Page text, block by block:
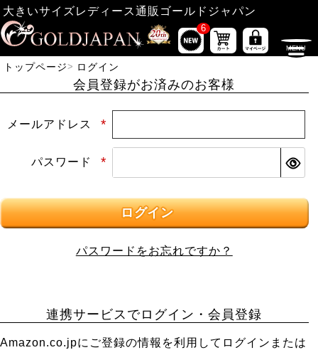
大きいサイズレディース通販ゴールドジャパン
6
トップページ ログイン
会員登録がお済みのお客様
メールアドレス
(必須)
パスワード
(必須)
ログイン
パスワードをお忘れですか？
連携サービスでログイン・会員登録
Amazon.co.jpにご登録の情報を利用してログインまたは